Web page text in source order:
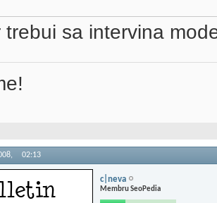
trebui sa intervina
02:13
c|neva
Membru SeoPedia